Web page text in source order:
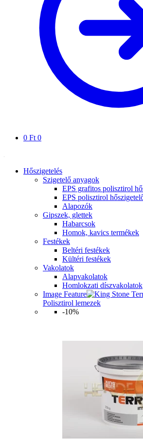
0 Ft 0
Hőszigetelés
Szigetelő anyagok
EPS grafitos polisztirol
EPS polisztirol
Alapozók
Gipszek, glettek
Habarcsok
Homok, kavics termékek
Festékek
Beltéri festékek
Kültéri festékek
Vakolatok
Alapvakolatok
Homlokzati díszvakolatok
Image Feature
Polisztirol lemezek
-10%